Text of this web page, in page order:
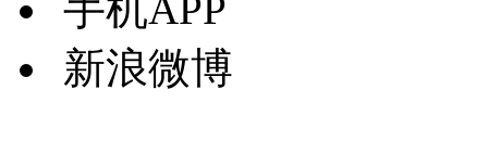
新浪微博